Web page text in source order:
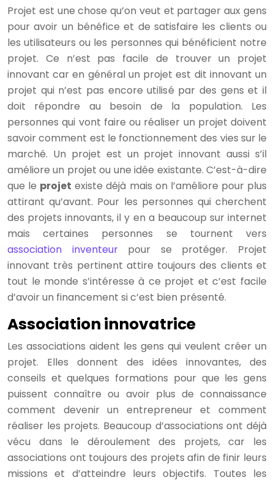
Projet est une chose qu’on veut et partager aux gens
pour avoir un bénéfice et de satisfaire les clients ou
les utilisateurs ou les personnes qui bénéficient notre
projet. Ce n’est pas facile de trouver un projet
innovant car en général un projet est dit innovant un
projet qui n’est pas encore utilisé par des gens et il
doit répondre au besoin de la population. Les
personnes qui vont faire ou réaliser un projet doivent
savoir comment est le fonctionnement des vies sur le
marché. Un projet est un projet innovant aussi s’il
améliore un projet ou une idée existante. C’est-à-dire
que le projet existe déjà mais on l’améliore pour plus
attirant qu’avant. Pour les personnes qui cherchent
des projets innovants, il y en a beaucoup sur internet
mais certaines personnes se tournent vers
association inventeurpour se protéger. Projet
innovant très pertinent attire toujours des clients et
tout le monde s’intéresse à ce projet et c’est facile
d’avoir un financement si c’est bien présenté.
Association innovatrice
Les associations aident les gens qui veulent créer un
projet. Elles donnent des idées innovantes, des
conseils et quelques formations pour que les gens
puissent connaître ou avoir plus de connaissance
comment devenir un entrepreneur et comment
réaliser les projets. Beaucoup d’associations ont déjà
vécu dans le déroulement des projets, car les
associations ont toujours des projets afin de finir leurs
missions et d’atteindre leurs objectifs. Toutes les